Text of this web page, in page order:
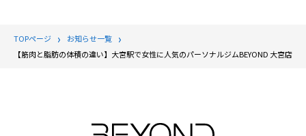
TOPページ
お知らせ一覧
【筋肉と脂肪の体積の違い】大宮駅で女性に人気のパーソナルジムBEYOND 大宮店